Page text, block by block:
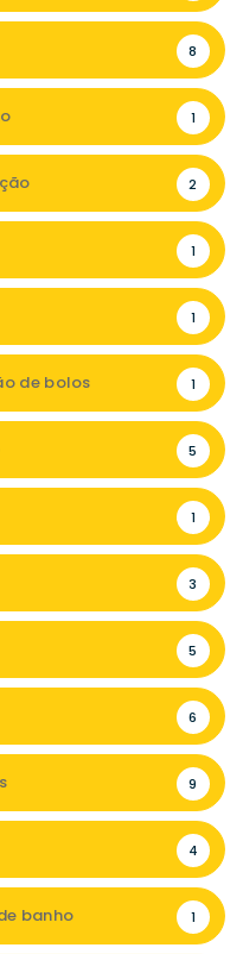
8
1
2
1
1
de bolos 1
5
1
3
5
6
9
4
banho 1